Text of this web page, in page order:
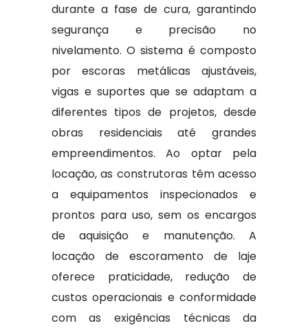
durante a fase de cura, garantindo
segurança e precisão no
nivelamento. O sistema é composto
por escoras metálicas ajustáveis,
vigas e suportes que se adaptam a
diferentes tipos de projetos, desde
obras residenciais até grandes
empreendimentos. Ao optar pela
locação, as construtoras têm acesso
a equipamentos inspecionados e
prontos para uso, sem os encargos
de aquisição e manutenção. A
locação de escoramento de laje
oferece praticidade, redução de
custos operacionais e conformidade
com as exigências técnicas da